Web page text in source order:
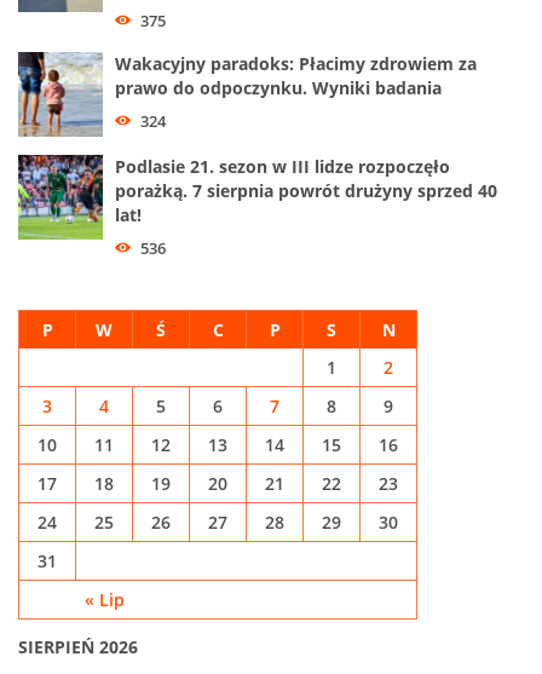
375
Wakacyjny paradoks: Płacimy zdrowiem za
prawo do odpoczynku. Wyniki badania
324
Podlasie 21. sezon w III lidze rozpoczęło
porażką. 7 sierpnia powrót drużyny sprzed 40
lat!
536
SIERPIEŃ 2026
P W Ś C P S N
« Lip
1
2
3
4 5 6 7 8
9
10
11 12 13 14 15
16
17
18 19 20 21 22
23
24
25 26 27 28 29
30
31